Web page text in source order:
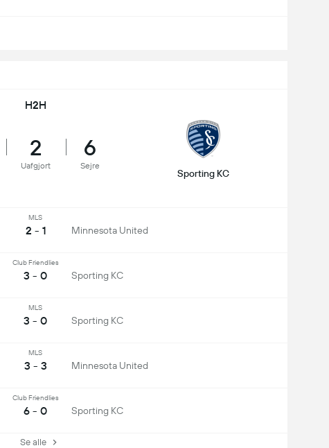
H2H
2
Uafgjort
6
Sejre
Sporting KC
MLS
2 - 1 Minnesota United
Club Friendlies
3 - 0 Sporting KC
MLS
3 - 0 Sporting KC
MLS
3 - 3 Minnesota United
Club Friendlies
6 - 0 Sporting KC
Se alle